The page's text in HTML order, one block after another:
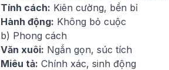
Tính cách: Kiên cường, bền bỉ
Hành động: Không bỏ cuộc
b) Phong cách
Văn xuôi: Ngắn gọn, súc tích
Miêu tả: Chính xác, sinh động